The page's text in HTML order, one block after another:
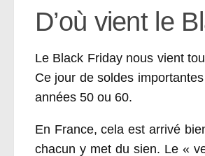
D’où vient le
Le Black Friday nous vient
Ce jour de soldes
années 50 ou 60.
En France, cela est arrivé
chacun y met du sien. Le «